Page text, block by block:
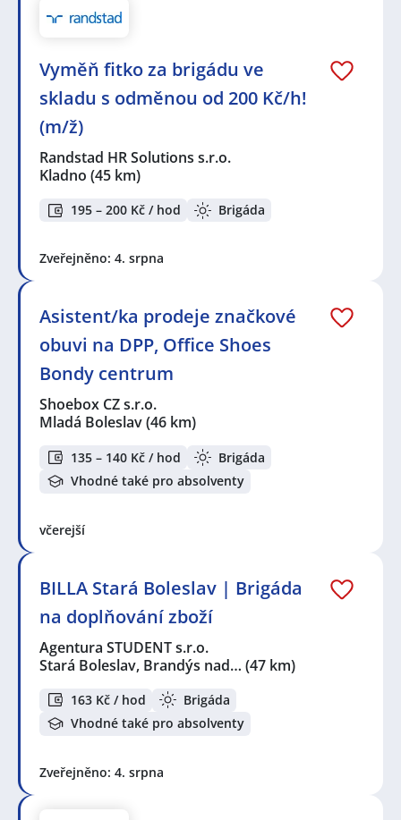
Vyměň fitko za brigádu ve
skladu s odměnou od 200 Kč/h!
(m/ž)
Randstad HR Solutions s.r.o.
Kladno (45 km)
195 – 200 Kč / hod Brigáda
Zveřejněno: 4. srpna
Asistent/ka prodeje značkové
obuvi na DPP, Office Shoes
Bondy centrum
Shoebox CZ s.r.o.
Mladá Boleslav(46 km)
135 – 140 Kč / hod
Brigáda
Vhodné také pro absolventy
včerejší
BILLA Stará Boleslav | Brigáda
na doplňování zboží
Agentura STUDENT s.r.o.
Stará Boleslav, Brandýs nad… (47 km)
163 Kč / hod
Brigáda
Vhodné také pro absolventy
Zveřejněno: 4. srpna